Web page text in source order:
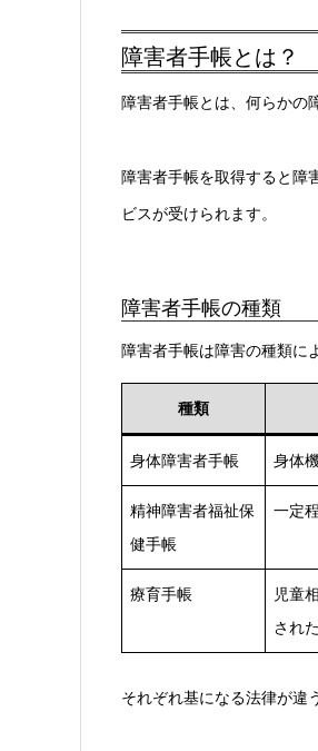
障害者手帳とは？
障害者手帳とは、何らかの
障害者手帳を取得すると障
ビスが受けられます。
障害者手帳の種類
障害者手帳は障害の種類に
種類
身体障害者手帳 身体
精神障害者福祉保
健手帳
一定
療育手帳
児童
され
それぞれ基になる法律が違